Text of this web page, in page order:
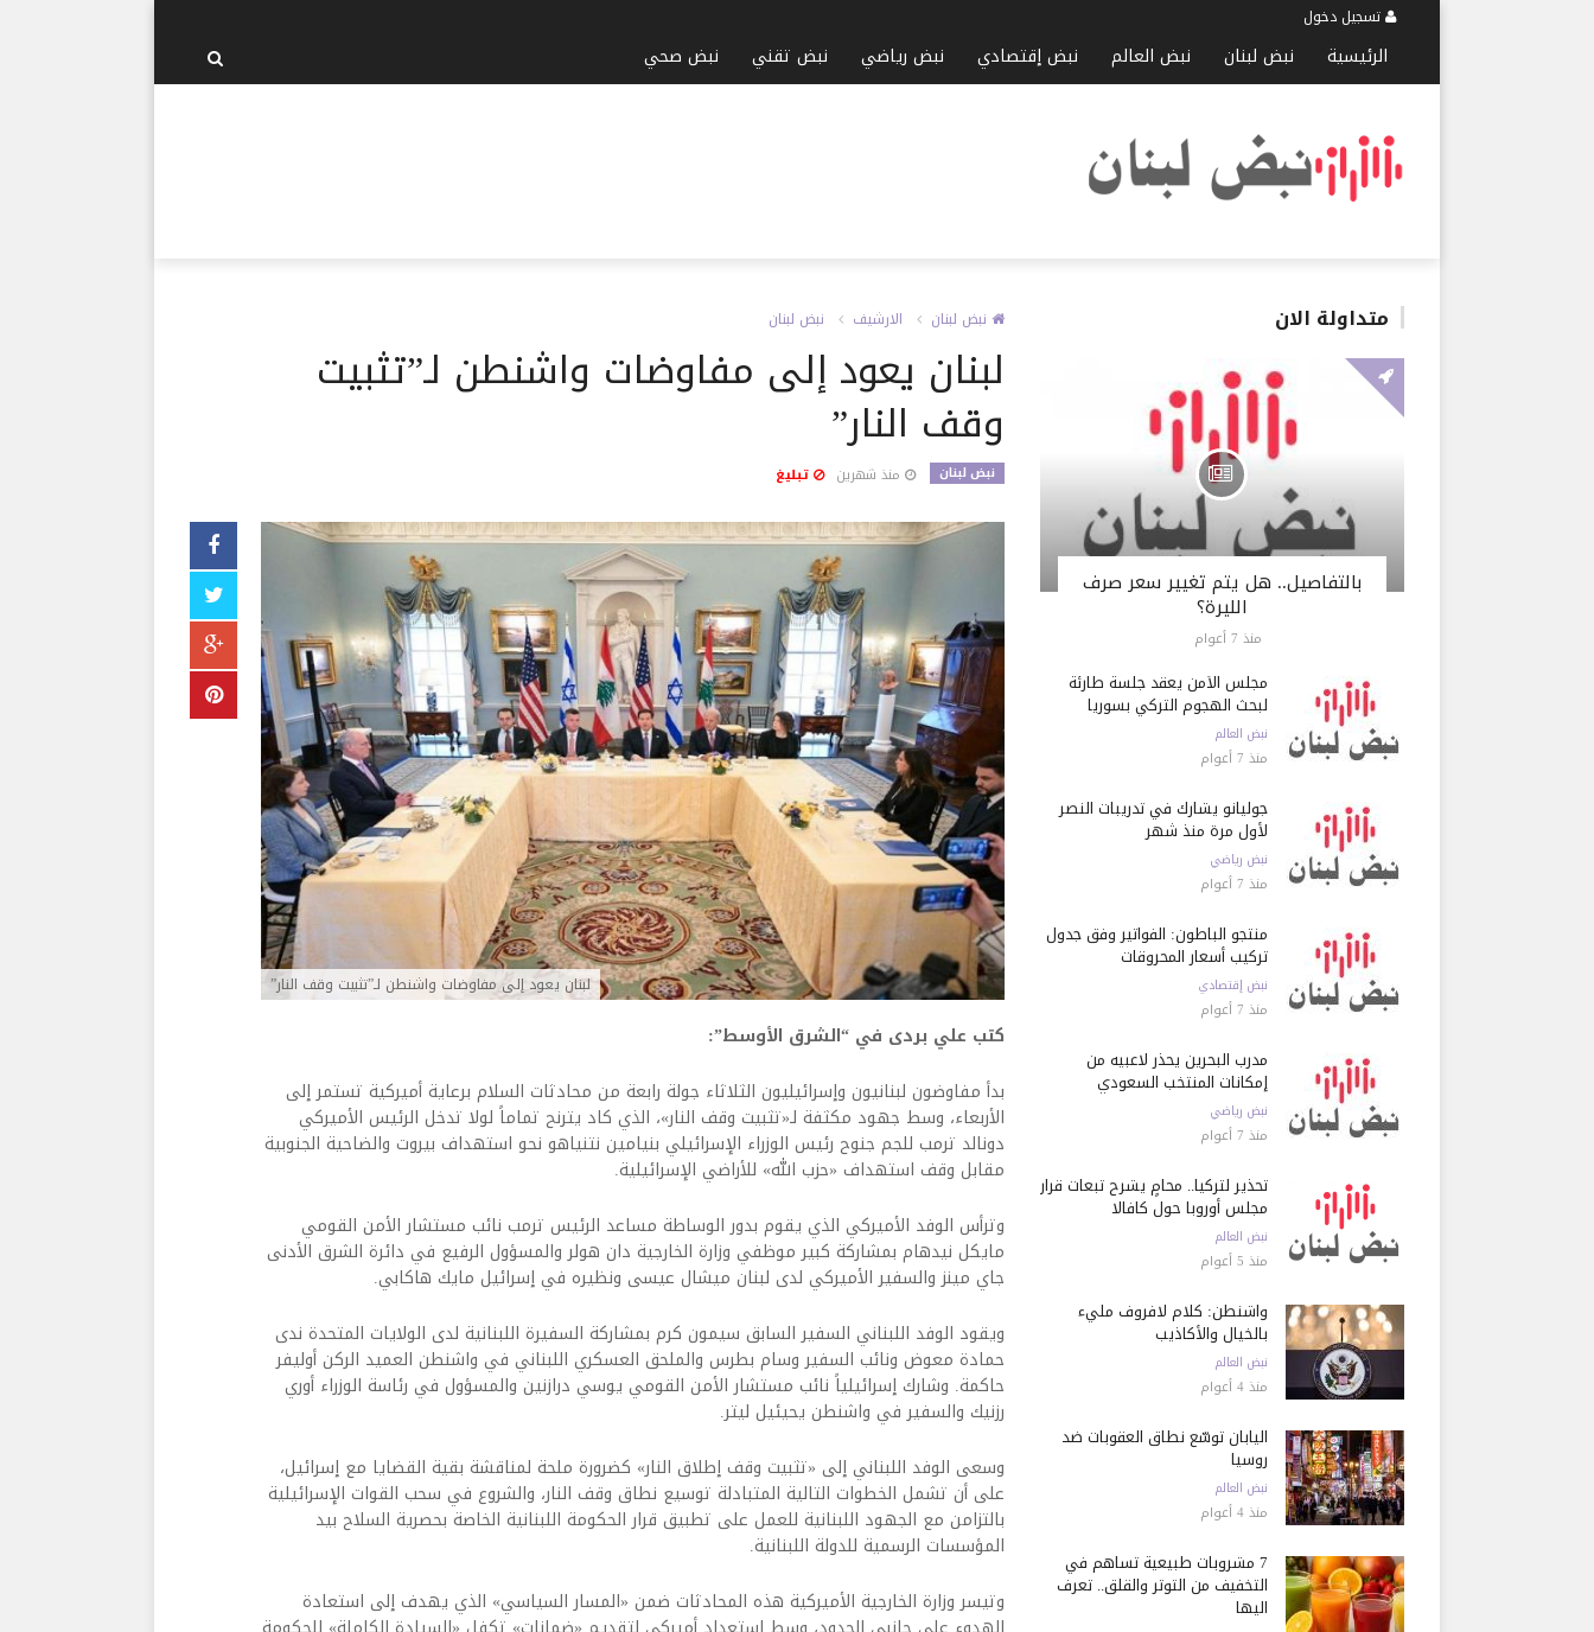
تسجيل دخول
الرئيسية نبض لبنان نبض العالم نبض إقتصادي نبض رياضي نبض تقني نبض صحي
نبض لبنان الارشيف نبض لبنان
لبنان يعود إلى مفاوضات واشنطن لـ”تثبيت
وقف النار”
نبض لبنان منذ شهرين تبليغ
لبنان يعود إلى مفاوضات واشنطن لـ”تثبيت وقف النار”
كتب علي بردى في “الشرق الأوسط”:
بدأ مفاوضون لبنانيون وإسرائيليون الثلاثاء جولة رابعة من محادثات السلام برعاية أميركية تستمر إلى
الأربعاء، وسط جهود مكثفة لـ«تثبيت وقف النار»، الذي كاد يترنح تماماً لولا تدخل الرئيس الأميركي
دونالد ترمب للجم جنوح رئيس الوزراء الإسرائيلي بنيامين نتنياهو نحو استهداف بيروت والضاحية الجنوبية
مقابل وقف استهداف «حزب الله» للأراضي الإسرائيلية.
وترأس الوفد الأميركي الذي يقوم بدور الوساطة مساعد الرئيس ترمب نائب مستشار الأمن القومي
مايكل نيدهام بمشاركة كبير موظفي وزارة الخارجية دان هولر والمسؤول الرفيع في دائرة الشرق الأدنى
جاي مينز والسفير الأميركي لدى لبنان ميشال عيسى ونظيره في إسرائيل مايك هاكابي.
ويقود الوفد اللبناني السفير السابق سيمون كرم بمشاركة السفيرة اللبنانية لدى الولايات المتحدة ندى
حمادة معوض ونائب السفير وسام بطرس والملحق العسكري اللبناني في واشنطن العميد الركن أوليفر
حاكمة. وشارك إسرائيلياً نائب مستشار الأمن القومي يوسي درازنين والمسؤول في رئاسة الوزراء أوري
رزنيك والسفير في واشنطن يحيئيل ليتر.
وسعى الوفد اللبناني إلى «تثبيت وقف إطلاق النار» كضرورة ملحة لمناقشة بقية القضايا مع إسرائيل،
على أن تشمل الخطوات التالية المتبادلة توسيع نطاق وقف النار، والشروع في سحب القوات الإسرائيلية
بالتزامن مع الجهود اللبنانية للعمل على تطبيق قرار الحكومة اللبنانية الخاصة بحصرية السلاح بيد
المؤسسات الرسمية للدولة اللبنانية.
وتيسر وزارة الخارجية الأميركية هذه المحادثات ضمن «المسار السياسي» الذي يهدف إلى استعادة
متداولة الان
بالتفاصيل.. هل يتم تغيير سعر صرف
الليرة؟
منذ 7 أعوام
مجلس الأمن يعقد جلسة طارئة
لبحث الهجوم التركي بسوريا
نبض العالم
منذ 7 أعوام
جوليانو يشارك في تدريبات النصر
لأول مرة منذ شهر
نبض رياضي
منذ 7 أعوام
منتجو الباطون: الفواتير وفق جدول
تركيب أسعار المحروقات
نبض إقتصادي
منذ 7 أعوام
مدرب البحرين يحذر لاعبيه من
إمكانات المنتخب السعودي
نبض رياضي
منذ 7 أعوام
تحذير لتركيا.. محامٍ يشرح تبعات قرار
مجلس أوروبا حول كافالا
نبض العالم
منذ 5 أعوام
واشنطن: كلام لافروف مليء
بالخيال والأكاذيب
نبض العالم
منذ 4 أعوام
اليابان توسّع نطاق العقوبات ضد
روسيا
نبض العالم
منذ 4 أعوام
7 مشروبات طبيعية تساهم في
التخفيف من التوتر والقلق.. تعرف
اليها